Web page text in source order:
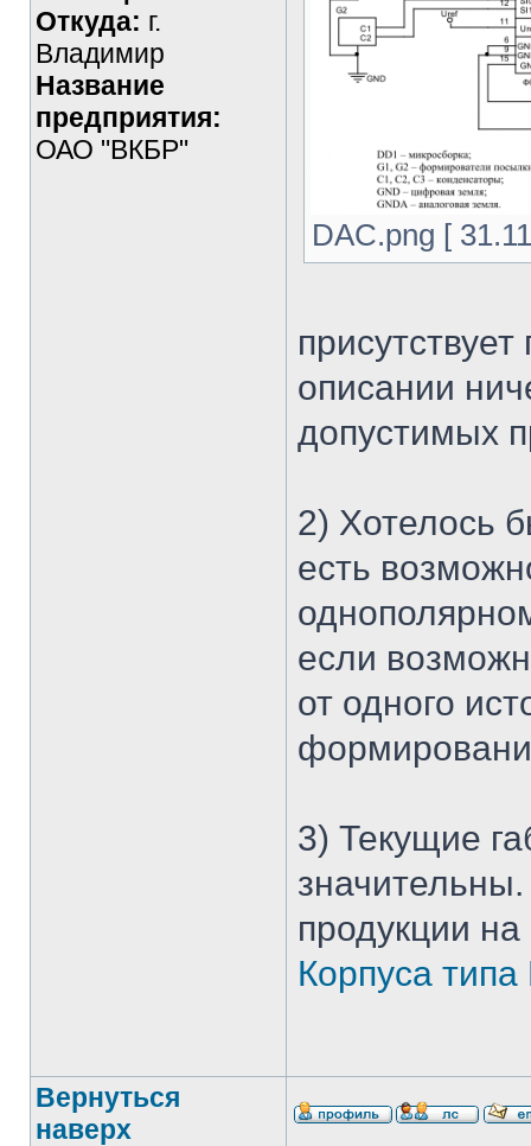
Откуда: г.
Владимир
Название
предприятия:
ОАО "ВКБР"
DAC.png [
описании
допустимых
2) Хотелось
есть
если
от одного
3) Текущие
продукции
Корпуса
Вернуться
наверх